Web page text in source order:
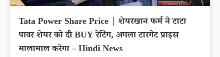
Tata Power Share Price | शेयरखान फर्म ने टाटा
पावर शेयर को दी BUY रेटिंग, अगला टारगेट प्राइस
मालामाल करेगा – Hindi News